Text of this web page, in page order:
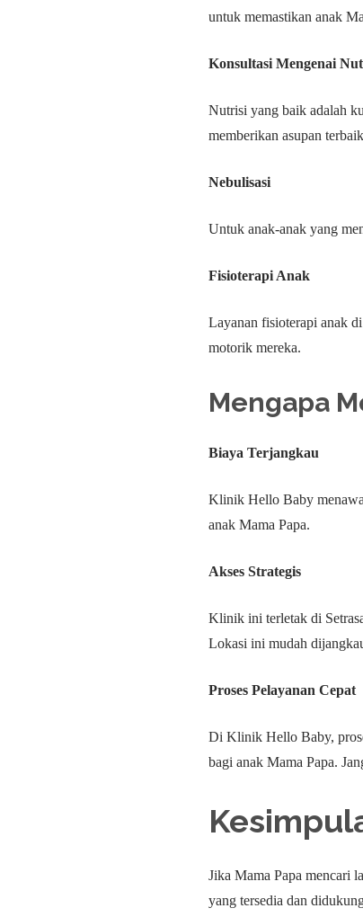
untuk memastikan anak
Konsultasi Mengenai
Nutrisi yang baik adalah
memberikan asupan
Nebulisasi
Untuk anak-anak yang
Fisioterapi Anak
Layanan fisioterapi anak
motorik mereka.
Mengapa
Biaya Terjangkau
Klinik Hello Baby
anak Mama Papa.
Akses Strategis
Klinik ini terletak di
Lokasi ini mudah
Proses Pelayanan Cepat
Di Klinik Hello Baby,
bagi anak Mama Papa.
Jika Mama Papa mencari
yang tersedia dan